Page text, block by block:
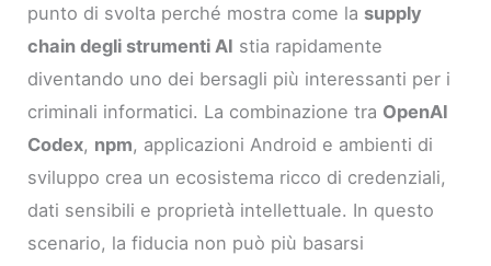
punto di svolta perché mostra come la supply
chain degli strumenti AI stia rapidamente
diventando uno dei bersagli più interessanti per i
criminali informatici. La combinazione tra OpenAI
Codex, npm, applicazioni Android e ambienti di
sviluppo crea un ecosistema ricco di credenziali,
dati sensibili e proprietà intellettuale. In questo
scenario, la fiducia non può più basarsi